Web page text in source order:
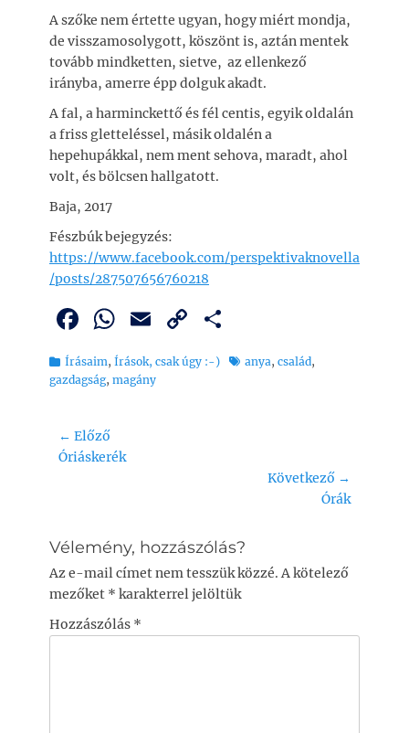
A szőke nem értette ugyan, hogy miért mondja,
de visszamosolygott, köszönt is, aztán mentek
tovább mindketten, sietve, az ellenkező
irányba, amerre épp dolguk akadt.
A fal, a harminckettő és fél centis, egyik oldalán
a friss gletteléssel, másik oldalén a
hepehupákkal, nem ment sehova, maradt, ahol
volt, és bölcsen hallgatott.
Baja, 2017
Fészbúk bejegyzés:
https://www.facebook.com/perspektivaknovella
/posts/287507656760218
F
a
c
b
o
W
h
at
p
E
m
ai
C
p
ss
z
Kategória
Írásaim, Írások, csak úgy :-) Tagsanya, család,
gazdagság, magány
Bejegyzés
navigáció
← Előző
Previous
Óriáskerék
Következő →
Órák
Vélemény, hozzászólás?
Az e-mail címet nem tesszük közzé. A kötelező
mezőket * karakterrel jelöltük
Hozzászólás *